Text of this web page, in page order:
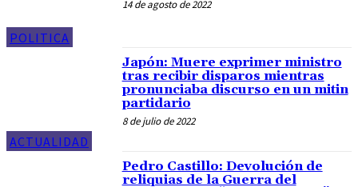
POLITICA
14 de agosto de 2022
ACTUALIDAD
Japón: Muere exprimer ministro
tras recibir disparos mientras
pronunciaba discurso en un mitin
partidario
8 de julio de 2022
Pedro Castillo: Devolución de
reliquias de la Guerra del